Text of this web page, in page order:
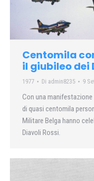
Centomila
il giubileo dei
1977 Di admin8235 9
Con una
di quasi centomila
Militare Belga hanno
Diavoli Rossi.